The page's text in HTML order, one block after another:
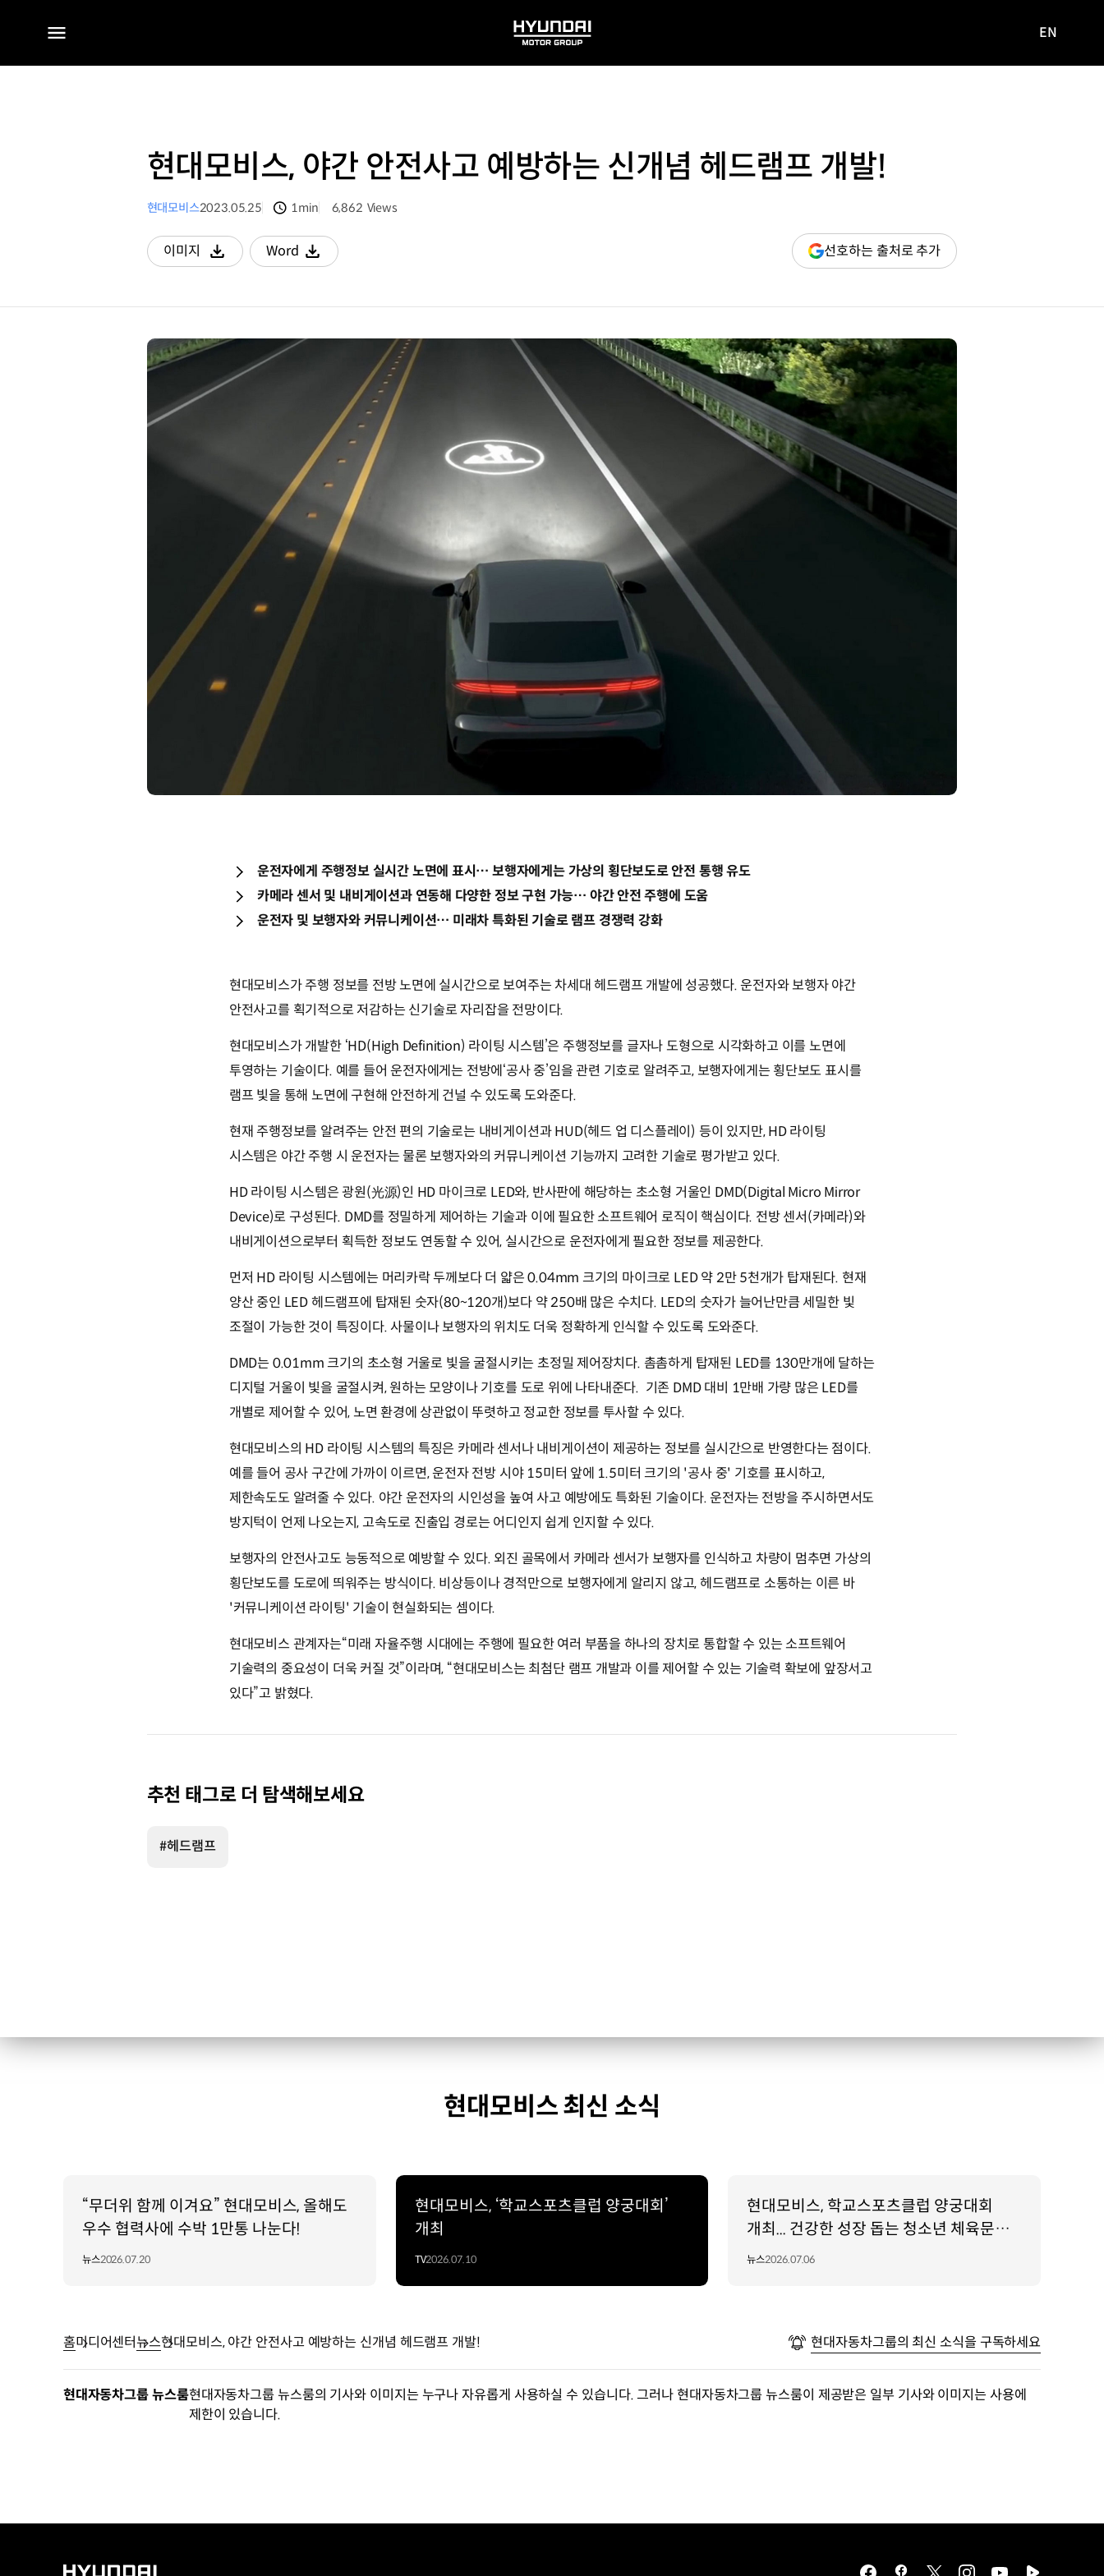
전체
HYUNDAI
MOTOR
사이트로
EN
현대모비스, 야간 안전사고 예방하는 신개념 헤드램프 개발!
현대모비스2023.05.25 1min 6,862 Views
이미지
다운로드
Word
다운로드
선호하는 출처로 추가(새
창
운전자에게 주행정보 실시간 노면에 표시… 보행자에게는 가상의 횡단보도로 안전 통행 유도
카메라 센서 및 내비게이션과 연동해 다양한 정보 구현 가능… 야간 안전 주행에 도움
운전자 및 보행자와 커뮤니케이션… 미래차 특화된 기술로 램프 경쟁력 강화
현대모비스가 주행 정보를 전방 노면에 실시간으로 보여주는 차세대 헤드램프 개발에 성공했다. 운전자와 보행자 야간
안전사고를 획기적으로 저감하는 신기술로 자리잡을 전망이다.
현대모비스가 개발한 ‘HD(High Definition) 라이팅 시스템’은 주행정보를 글자나 도형으로 시각화하고 이를 노면에
투영하는 기술이다. 예를 들어 운전자에게는 전방에‘공사 중’임을 관련 기호로 알려주고, 보행자에게는 횡단보도 표시를
램프 빛을 통해 노면에 구현해 안전하게 건널 수 있도록 도와준다.
현재 주행정보를 알려주는 안전 편의 기술로는 내비게이션과 HUD(헤드 업 디스플레이) 등이 있지만, HD 라이팅
시스템은 야간 주행 시 운전자는 물론 보행자와의 커뮤니케이션 기능까지 고려한 기술로 평가받고 있다.
HD 라이팅 시스템은 광원(光源)인 HD 마이크로 LED와, 반사판에 해당하는 초소형 거울인 DMD(Digital Micro Mirror
Device)로 구성된다. DMD를 정밀하게 제어하는 기술과 이에 필요한 소프트웨어 로직이 핵심이다. 전방 센서(카메라)와
내비게이션으로부터 획득한 정보도 연동할 수 있어, 실시간으로 운전자에게 필요한 정보를 제공한다.
먼저 HD 라이팅 시스템에는 머리카락 두께보다 더 얇은 0.04mm 크기의 마이크로 LED 약 2만 5천개가 탑재된다. 현재
양산 중인 LED 헤드램프에 탑재된 숫자(80~120개)보다 약 250배 많은 수치다. LED의 숫자가 늘어난만큼 세밀한 빛
조절이 가능한 것이 특징이다. 사물이나 보행자의 위치도 더욱 정확하게 인식할 수 있도록 도와준다.
DMD는 0.01mm 크기의 초소형 거울로 빛을 굴절시키는 초정밀 제어장치다. 촘촘하게 탑재된 LED를 130만개에 달하는
디지털 거울이 빛을 굴절시켜, 원하는 모양이나 기호를 도로 위에 나타내준다. 기존 DMD 대비 1만배 가량 많은 LED를
개별로 제어할 수 있어, 노면 환경에 상관없이 뚜렷하고 정교한 정보를 투사할 수 있다.
현대모비스의 HD 라이팅 시스템의 특징은 카메라 센서나 내비게이션이 제공하는 정보를 실시간으로 반영한다는 점이다.
예를 들어 공사 구간에 가까이 이르면, 운전자 전방 시야 15미터 앞에 1.5미터 크기의 '공사 중' 기호를 표시하고,
제한속도도 알려줄 수 있다. 야간 운전자의 시인성을 높여 사고 예방에도 특화된 기술이다. 운전자는 전방을 주시하면서도
방지턱이 언제 나오는지, 고속도로 진출입 경로는 어디인지 쉽게 인지할 수 있다.
보행자의 안전사고도 능동적으로 예방할 수 있다. 외진 골목에서 카메라 센서가 보행자를 인식하고 차량이 멈추면 가상의
횡단보도를 도로에 띄워주는 방식이다. 비상등이나 경적만으로 보행자에게 알리지 않고, 헤드램프로 소통하는 이른 바
'커뮤니케이션 라이팅' 기술이 현실화되는 셈이다.
현대모비스 관계자는“미래 자율주행 시대에는 주행에 필요한 여러 부품을 하나의 장치로 통합할 수 있는 소프트웨어
기술력의 중요성이 더욱 커질 것”이라며, “현대모비스는 최첨단 램프 개발과 이를 제어할 수 있는 기술력 확보에 앞장서고
있다”고 밝혔다.
추천 태그로 더 탐색해보세요
#헤드램프
현대모비스 최신 소식
“무더위 함께 이겨요” 현대모비스, 올해도
우수 협력사에 수박 1만통 나눈다!
뉴스2026.07.20
현대모비스, ‘학교스포츠클럽 양궁대회’
개최
TV2026.07.10
현대모비스, 학교스포츠클럽 양궁대회
개최... 건강한 성장 돕는 청소년 체육문화
조성!
뉴스2026.07.06
홈미디어센터뉴스현대모비스, 야간 안전사고 예방하는 신개념 헤드램프 개발! 현대자동차그룹의 최신 소식을 구독하세요
현대자동차그룹 뉴스룸현대자동차그룹 뉴스룸의 기사와 이미지는 누구나 자유롭게 사용하실 수 있습니다. 그러나 현대자동차그룹 뉴스룸이 제공받은 일부 기사와 이미지는 사용에
제한이 있습니다.